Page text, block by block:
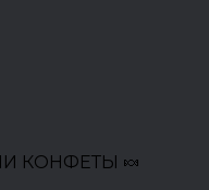
КОНФЕТЫ 🍬